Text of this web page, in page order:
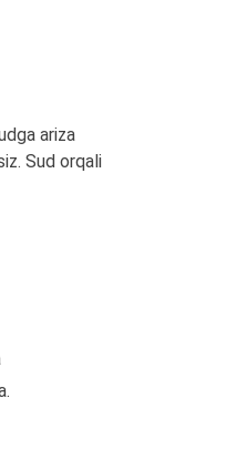
ariza
Sud orqali